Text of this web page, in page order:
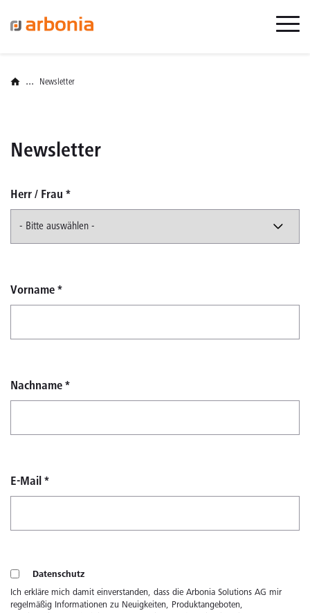
... Newsletter
Newsletter
Herr / Frau *
Vorname *
Nachname *
E-Mail *
Datenschutz
Ich erkläre mich damit einverstanden, dass die Arbonia Solutions AG mir
regelmäßig Informationen zu Neuigkeiten, Produktangeboten,